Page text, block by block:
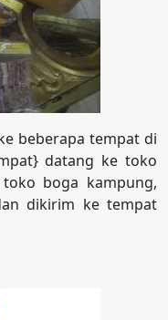
beberapa tempat di
datang ke toko
boga kampung,
dikirim ke tempat